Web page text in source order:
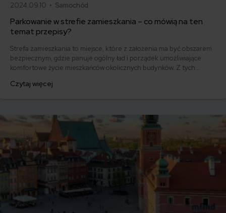
2024.09.10 • Samochód
Parkowanie w strefie zamieszkania – co mówią na ten
temat przepisy?
Strefa zamieszkania to miejsce, które z założenia ma być obszarem
bezpiecznym, gdzie panuje ogólny ład i porządek umożliwiające
komfortowe życie mieszkańców okolicznych budynków. Z tych
parkowanie w strefie zamieszkania jest dozwolone.
Czytaj więcej